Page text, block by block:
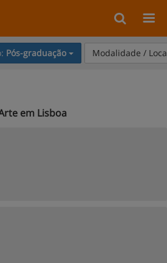
Pós-graduação Modalidade /
em Lisboa